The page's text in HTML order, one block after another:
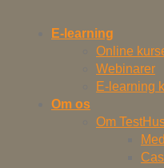
E-learning
Online
Webinarer
E-learning
Om os
Om